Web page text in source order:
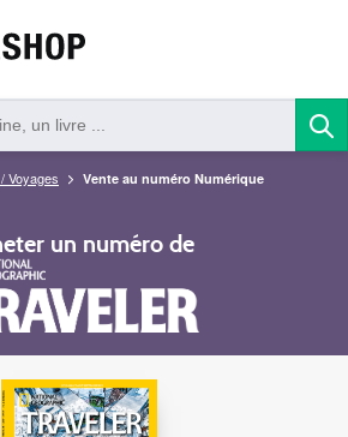
Voyages Vente au numéro Numérique
un numéro de